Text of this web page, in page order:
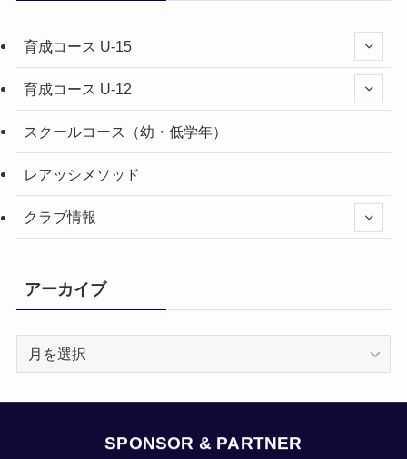
育成コース U-15
育成コース U-12
スクールコース（幼・低学年）
レアッシメソッド
クラブ情報
アーカイブ
SPONSOR & PARTNER